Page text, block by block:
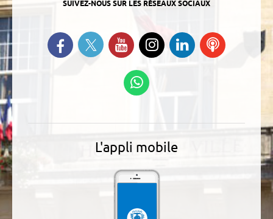
SUIVEZ-NOUS SUR LES RÉSEAUX SOCIAUX
Retrouvez-nous sur Facebook
Suivez-nous sur Twitter
Suivez-nous sur YouTube
Suivez-nous sur
Instagram
Retrouvez-
nous sur
Ecoutez
L'appli mobile